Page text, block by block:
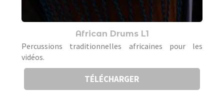
African Drums L1
Percussions traditionnelles africaines pour les
vidéos.
TÉLÉCHARGER